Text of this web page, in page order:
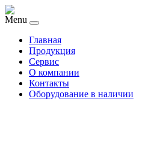
Menu
Главная
Продукция
Сервис
О компании
Контакты
Оборудование в наличии